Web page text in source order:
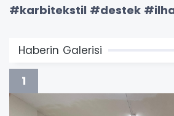
#karbitekstil #destek
Haberin Galerisi
1